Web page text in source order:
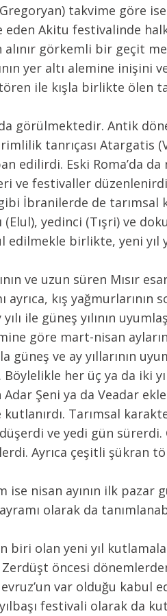
takvime göre
Akitu festivalinde
alınır görkemli bir geçit
yer altı alemine inişini
ile kışla birlikte ölen
görülmektedir. Antik
tanrıçası Atargatis
Eski Roma’da da
ve festivaller
İbranilerde de tarımsal
yedinci (Tışri) ve
birlikte, yeni yıl
ve uzun süren Mısır
ayrıca, kış
ile güneş yılının
göre mart-nisan
ve ay yıllarının
Böylelikle her üç ya da iki
Şeni ya da Veadar
Tarımsal
düşerdi ve yedi gün
Ayrıca çeşitli
nisan ayının ilk pazar
olarak da
olan yeni yıl
öncesi
var olduğu kabul
festivali olarak da